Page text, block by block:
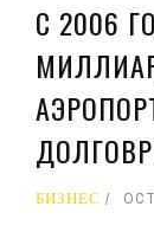
С 2006
БИЗНЕС